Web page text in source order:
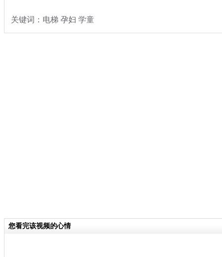
关键词：电梯 孕妇 学童
您看完该视频的心情